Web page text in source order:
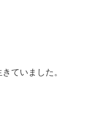
ていました。